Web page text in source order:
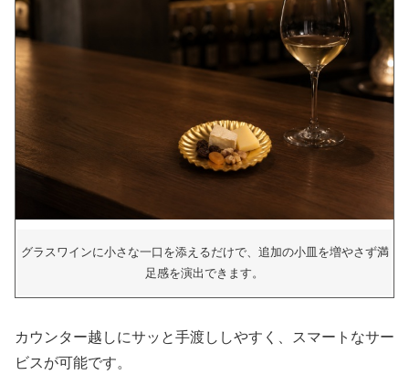
グラスワインに小さな一口を添えるだけで、追加の小皿を増やさず満
足感を演出できます。
カウンター越しにサッと手渡ししやすく、スマートなサー
ビスが可能です。